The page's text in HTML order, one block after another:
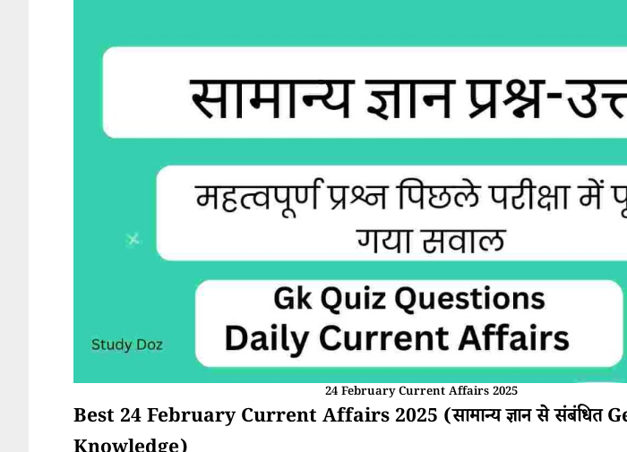
24 February Current Affairs 2025
Best 24 February Current Affairs 2025 (सामान्य ज्ञान से संबंधित